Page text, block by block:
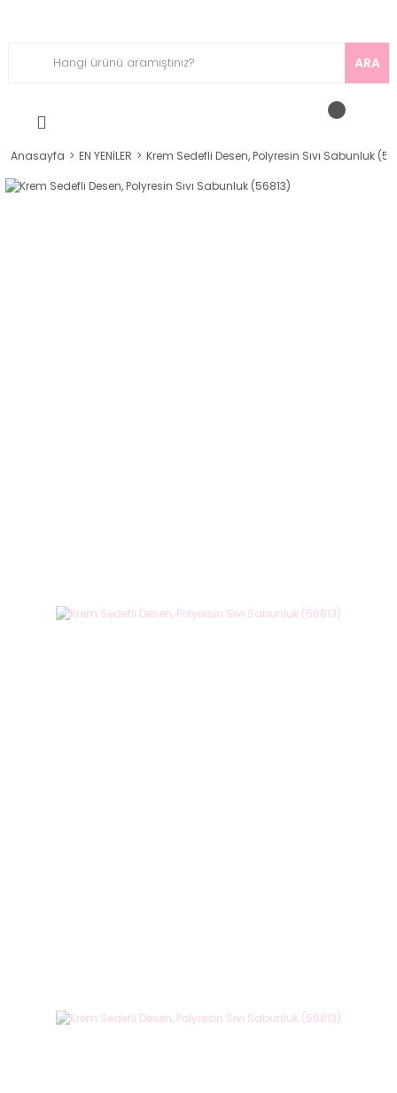
ARA
Anasayfa EN YENİLER Krem Sedefli Desen, Polyresin Sıvı Sabunluk